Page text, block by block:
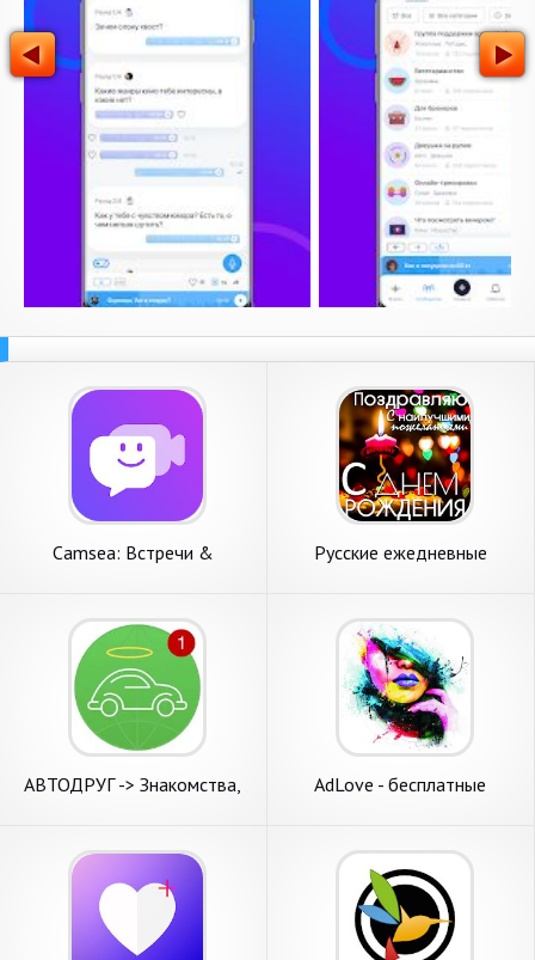
Camsea: Встречи &
Русские ежедневные
АВТОДРУГ -> Знакомства,
AdLove - бесплатные